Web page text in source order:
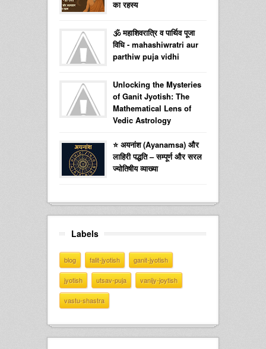
का रहस्य
🕉️ महाशिवरात्रि व पार्थिव पूजा
विधि - mahashiwratri aur
parthiw puja vidhi
Unlocking the Mysteries
of Ganit Jyotish: The
Mathematical Lens of
Vedic Astrology
⭐ अयनांश (Ayanamsa) और
लाहिरी पद्धति – सम्पूर्ण और सरल
ज्योतिषीय व्याख्या
Labels
blog falit-jyotish ganit-jyotish
jyotish utsav-puja vanijy-joytish
vastu-shastra